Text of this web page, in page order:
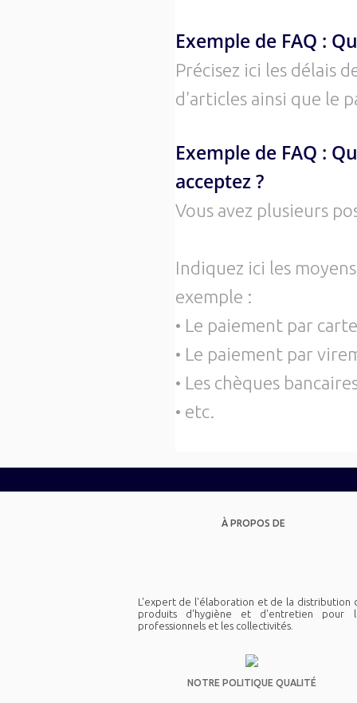
Exemple de FAQ :
Précisez ici les délais
d'articles ainsi que le
Exemple de FAQ :
acceptez ?
Vous avez plusieurs
Indiquez ici les
exemple :
• Le paiement par
• Le paiement par
• Les chèques
• etc.
À PROPOS DE
L'expert de l'élaboration et de la distribution
produits d'hygiène et d'entretien pour
professionnels et les collectivités.
NOTRE POLITIQUE QUALITÉ